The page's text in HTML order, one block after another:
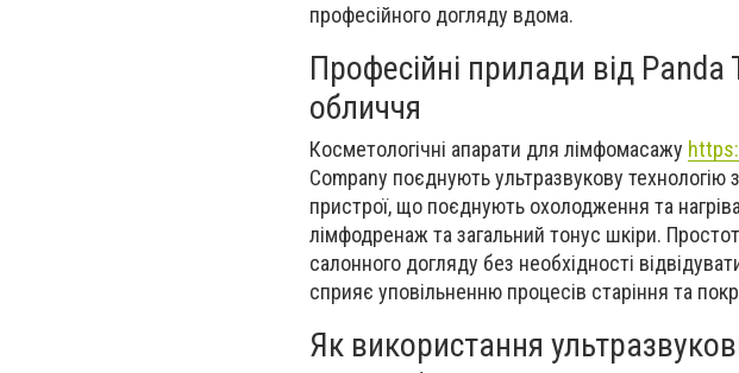
професійного догляду вдома.
Професійні прилади від
обличчя
Косметологічні апарати для лімфомасажу
Company поєднують ультразвукову
пристрої, що поєднують охолодження та
лімфодренаж та загальний тонус шкіри.
салонного догляду без необхідності
сприяє уповільненню процесів старіння та
Як використання